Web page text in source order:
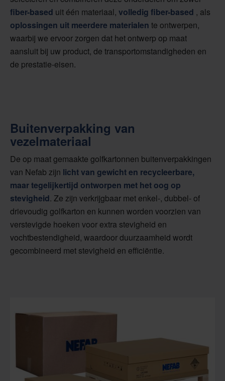
fiber-based uit één materiaal, volledig fiber-based , als
oplossingen uit meerdere materialen te ontwerpen,
waarbij we ervoor zorgen dat het ontwerp op maat
aansluit bij uw product, de transportomstandigheden en
de prestatie-eisen.
Buitenverpakking van
vezelmateriaal
De op maat gemaakte golfkartonnen buitenverpakkingen
van Nefab zijn licht van gewicht en recycleerbare,
maar tegelijkertijd ontworpen met het oog op
stevigheid. Ze zijn verkrijgbaar met enkel-, dubbel- of
drievoudig golfkarton en kunnen worden voorzien van
verstevigde hoeken voor extra stevigheid en
vochtbestendigheid, waardoor duurzaamheid wordt
gecombineerd met stevigheid en efficiëntie.